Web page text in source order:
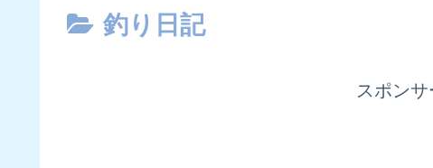
釣り日記
スポン